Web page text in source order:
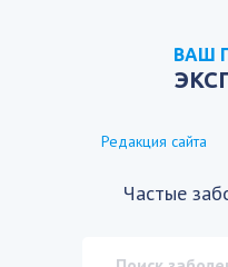
ВАШ
Редакция сайта
Частые